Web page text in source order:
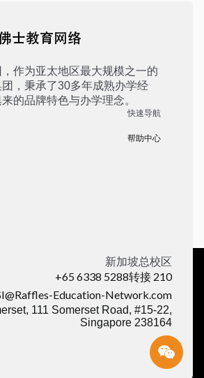
作为亚太地区最大规模之一的
，秉承了30多年成熟办学经
的品牌特色与办学理念。
快速导航
帮助中心
新加坡总校区
+65 6338 5288转接 210
Education-Network.com
111 Somerset Road, #15-22,
Singapore 238164